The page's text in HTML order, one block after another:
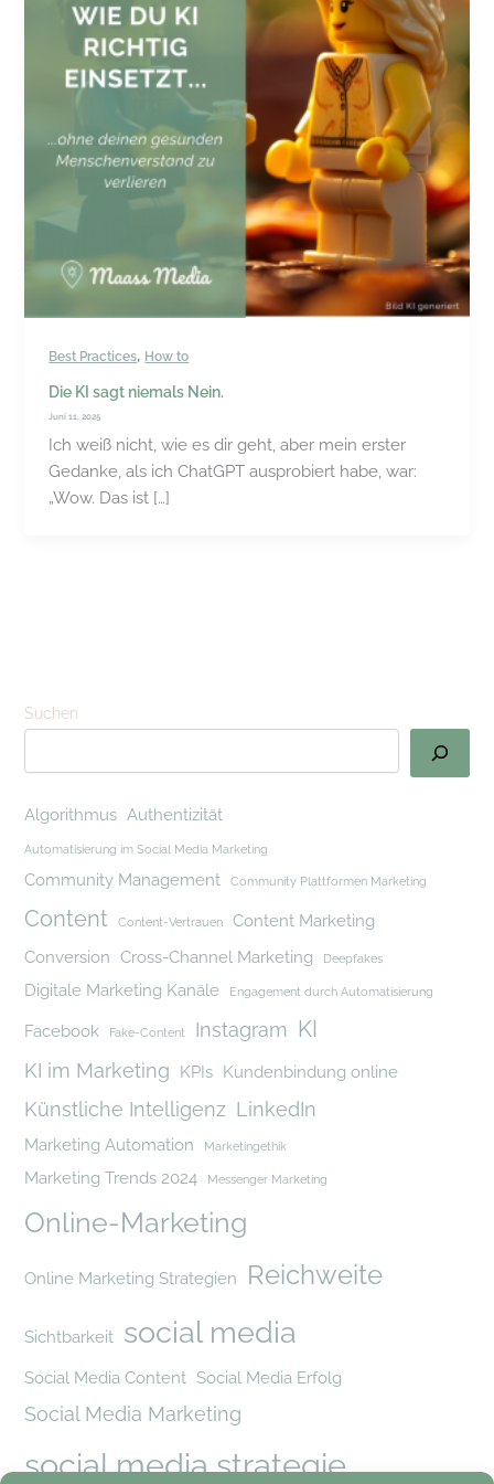
Best Practices, How to
Die KI sagt niemals Nein.
Juni 11, 2025
Ich weiß nicht, wie es dir geht, aber mein erster
Gedanke, als ich ChatGPT ausprobiert habe, war:
„Wow. Das ist […]
Suchen
Algorithmus Authentizität
Automatisierung im Social Media Marketing
Community Management Community Plattformen Marketing
Content Content-Vertrauen
Content Marketing
Conversion Cross-Channel Marketing Deepfakes
Digitale Marketing Kanäle Engagement durch Automatisierung
Facebook Fake-Content Instagram KI
KI im Marketing KPIs Kundenbindung online
Künstliche Intelligenz LinkedIn
Marketing Automation Marketingethik
Marketing Trends 2024 Messenger Marketing
Online-Marketing
Online Marketing Strategien Reichweite
Sichtbarkeit social media
Social Media Content Social Media Erfolg
Social Media Marketing
social media strategie